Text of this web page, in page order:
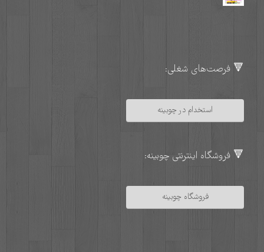
🔻 فرصت‌های شغلی:
استخدام در چوبینه
🔻 فروشگاه اینترنتی چوبینه:
فروشگاه چوبینه